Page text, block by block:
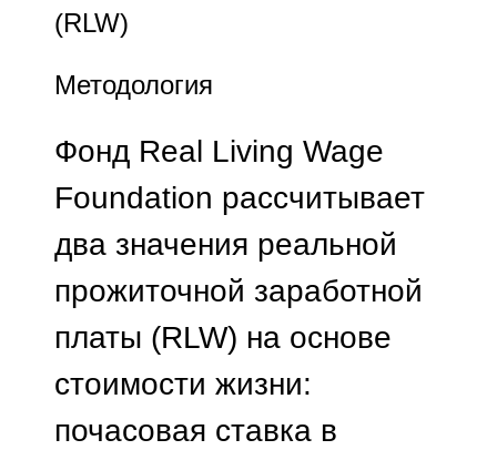
(RLW)
Методология
Фонд Real Living Wage
Foundation рассчитывает
два значения реальной
прожиточной заработной
платы (RLW) на основе
стоимости жизни:
почасовая ставка в